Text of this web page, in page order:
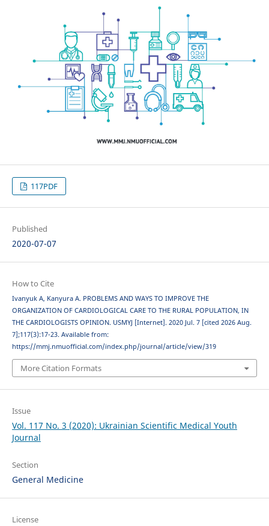
117PDF
Published
2020-07-07
How to Cite
Ivanyuk A, Kanyura A. PROBLEMS AND WAYS TO IMPROVE THE
ORGANIZATION OF CARDIOLOGICAL CARE TO THE RURAL POPULATION, IN
THE CARDIOLOGISTS OPINION. USMYJ [Internet]. 2020 Jul. 7 [cited 2026 Aug.
7];117(3):17-23. Available from:
https://mmj.nmuofficial.com/index.php/journal/article/view/319
More Citation Formats
Issue
Vol. 117 No. 3 (2020): Ukrainian Scientific Medical Youth
Journal
Section
General Medicine
License